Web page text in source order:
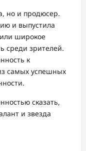
но и продюсер.
и выпустила
широкое
среди зрителей.
к
самых успешных
сказать,
и звезда